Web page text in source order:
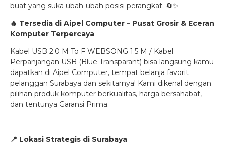
buat yang suka ubah-ubah posisi perangkat. 🔄✨
🔥 Tersedia di Aipel Computer – Pusat Grosir & Eceran
Komputer Terpercaya
Kabel USB 2.0 M To F WEBSONG 1.5 M / Kabel
Perpanjangan USB (Blue Transparant) bisa langsung kamu
dapatkan di Aipel Computer, tempat belanja favorit
pelanggan Surabaya dan sekitarnya! Kami dikenal dengan
pilihan produk komputer berkualitas, harga bersahabat,
dan tentunya Garansi Prima.
—————
📍 Lokasi Strategis di Surabaya